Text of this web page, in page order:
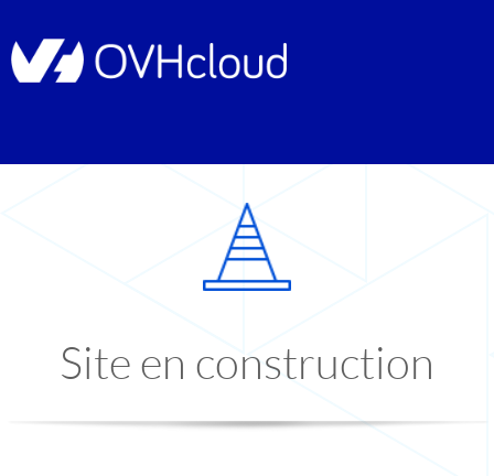
Site en construction